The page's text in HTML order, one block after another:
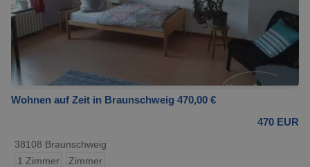
Wohnen auf Zeit in Braunschweig 470,00 €
470 EUR
38108 Braunschweig
1 Zimmer
Zimmer